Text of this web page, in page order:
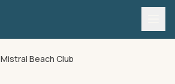
Mistral Beach Club